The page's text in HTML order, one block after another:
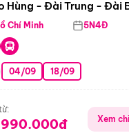
Hùng - Đài Trung - Đài
Vj)
Chí Minh 5N4Đ
04/09 18/09
Xem